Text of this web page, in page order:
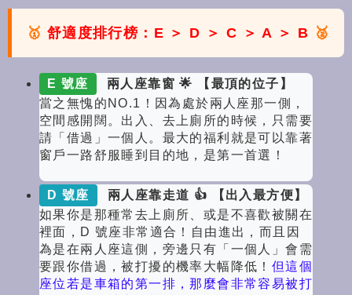
🥇 舒適度排行榜：E ＞ D ＞ C ＞ A ＞ B 🥈
E 號座
兩人座靠窗 🌟 【最頂的位子】
當之無愧的NO.1！因為處於兩人座那一側，
空間感開闊。出入、去上廁所的時候，只需要
請「借過」一個人。最大的福利就是可以靠著
窗戶一路舒服睡到目的地，是第一首選！
D 號座
兩人座靠走道 👍 【出入最方便】
如果你是那種常去上廁所、或是不喜歡被關在
裡面，D 號座非常適合！自由進出，而且因
為是在兩人座這側，旁邊只有「一個人」會需
要跟你借過，被打擾的機率大幅降低！ 但這個
座位若是車箱的第一排，那麼會非常容易被打